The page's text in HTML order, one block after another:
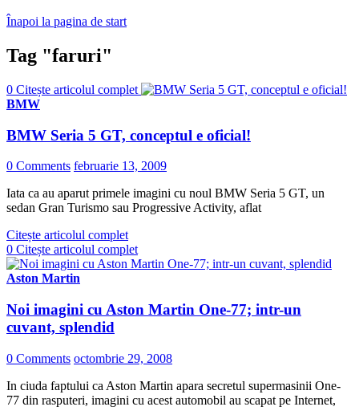
Înapoi la pagina de start
Tag "faruri"
0 Citește articolul complet
BMW
BMW Seria 5 GT, conceptul e oficial!
0 Comments februarie 13, 2009
Iata ca au aparut primele imagini cu noul BMW Seria 5 GT, un
sedan Gran Turismo sau Progressive Activity, aflat
Citește articolul complet
0 Citește articolul complet
Aston Martin
Noi imagini cu Aston Martin One-77; intr-un
cuvant, splendid
0 Comments octombrie 29, 2008
In ciuda faptului ca Aston Martin apara secretul supermasinii One-
77 din rasputeri, imagini cu acest automobil au scapat pe Internet,